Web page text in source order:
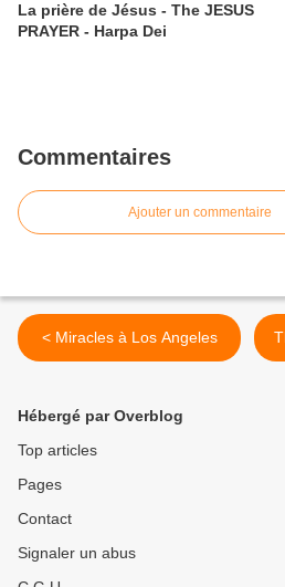
La prière de Jésus - The JESUS
PRAYER - Harpa Dei
Commentaires
Ajouter un commentaire
< Miracles à Los Angeles
Hébergé par Overblog
Top articles
Pages
Contact
Signaler un abus